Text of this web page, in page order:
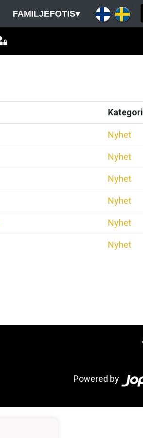
FAMILJEFOTIS▾
Kategori
Nyhet
Nyhet
Nyhet
Nyhet
Nyhet
Nyhet
Powered by